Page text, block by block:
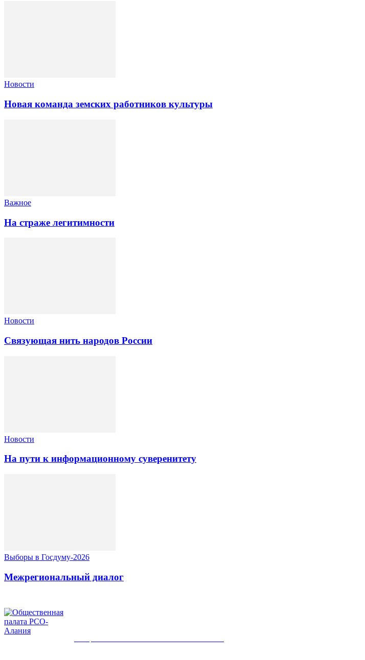
Новости
Новая команда земских работников культуры
Важное
На страже легитимности
Новости
Связующая нить народов России
Новости
На пути к информационному суверенитету
Выборы в Госдуму-2026
Межрегиональный диалог